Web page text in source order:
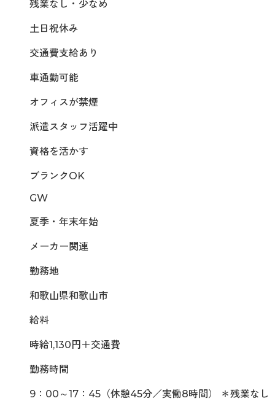
残業なし・少なめ
土日祝休み
交通費支給あり
車通勤可能
オフィスが禁煙
派遣スタッフ活躍中
資格を活かす
ブランクOK
GW
夏季・年末年始
メーカー関連
勤務地
和歌山県和歌山市
給料
時給1,130円＋交通費
勤務時間
9：00～17：45（休憩45分／実働8時間） ＊残業なし